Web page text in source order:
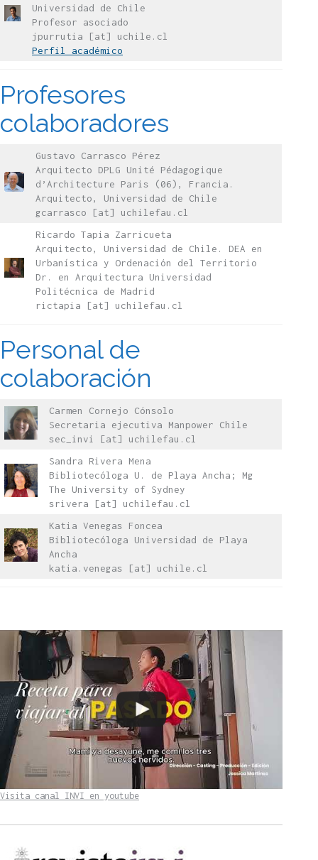
Universidad de Chile
Profesor asociado
jpurrutia [at] uchile.cl
Perfil académico
Profesores
colaboradores
Gustavo Carrasco Pérez
Arquitecto DPLG Unité Pédagogique
d’Architecture Paris (06), Francia.
Arquitecto, Universidad de Chile
gcarrasco [at] uchilefau.cl
Ricardo Tapia Zarricueta
Arquitecto, Universidad de Chile. DEA en
Urbanística y Ordenación del Territorio
Dr. en Arquitectura Universidad
Politécnica de Madrid
rictapia [at] uchilefau.cl
Personal de
colaboración
Carmen Cornejo Cónsolo
Secretaria ejecutiva Manpower Chile
sec_invi [at] uchilefau.cl
Sandra Rivera Mena
Bibliotecóloga U. de Playa Ancha; Mg
The University of Sydney
srivera [at] uchilefau.cl
Katia Venegas Foncea
Bibliotecóloga Universidad de Playa
Ancha
katia.venegas [at] uchile.cl
Visita canal INVI en youtube